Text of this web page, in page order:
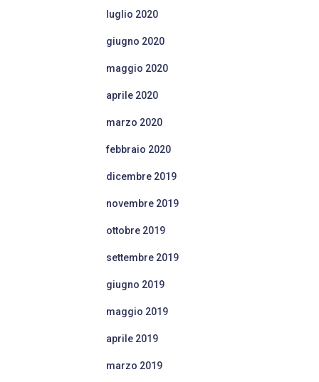
luglio 2020
giugno 2020
maggio 2020
aprile 2020
marzo 2020
febbraio 2020
dicembre 2019
novembre 2019
ottobre 2019
settembre 2019
giugno 2019
maggio 2019
aprile 2019
marzo 2019